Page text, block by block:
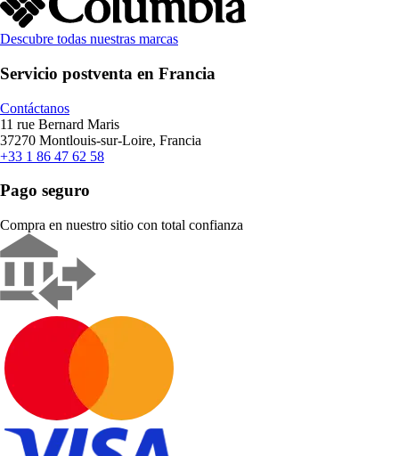
Descubre todas nuestras marcas
Servicio postventa en Francia
Contáctanos
11 rue Bernard Maris
37270 Montlouis-sur-Loire, Francia
+33 1 86 47 62 58
Pago seguro
Compra en nuestro sitio con total confianza